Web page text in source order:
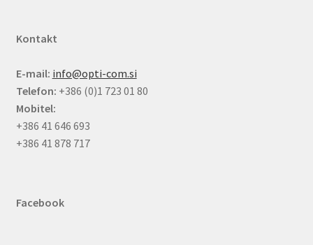
Kontakt
E-mail: info@opti-com.si
Telefon: +386 (0)1 723 01 80
Mobitel:
+386 41 646 693
+386 41 878 717
Facebook